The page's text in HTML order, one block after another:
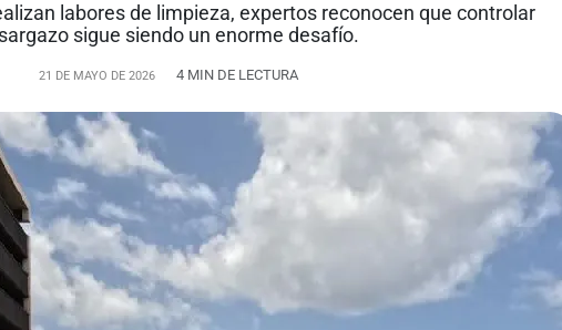
labores de limpieza, expertos reconocen que controlar
sigue siendo un enorme desafío.
21 DE MAYO DE 2026 4 MIN DE LECTURA